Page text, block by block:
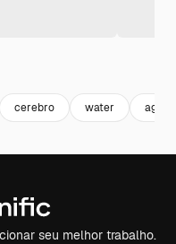
cerebro water agua
seu melhor trabalho.